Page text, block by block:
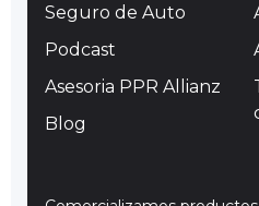
Seguro de Auto
Podcast
Asesoria PPR Allianz
Blog